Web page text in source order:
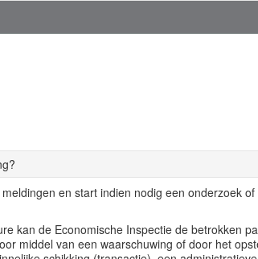
en start indien nodig een onderzoek
kan de Economische Inspectie de betrokken
middel van een waarschuwing of door het